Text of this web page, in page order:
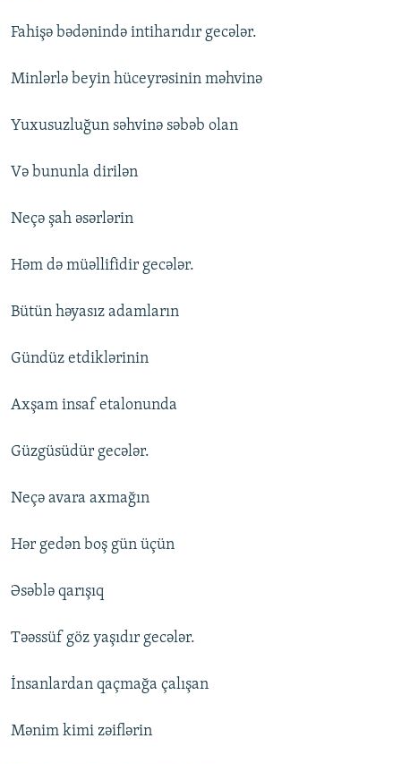
Fahişə bədənində intiharıdır gecələr.
Minlərlə beyin hüceyrəsinin məhvinə
Yuxusuzluğun səhvinə səbəb olan
Və bununla dirilən
Neçə şah əsərlərin
Həm də müəllifidir gecələr.
Bütün həyasız adamların
Gündüz etdiklərinin
Axşam insaf etalonunda
Güzgüsüdür gecələr.
Neçə avara axmağın
Hər gedən boş gün üçün
Əsəblə qarışıq
Təəssüf göz yaşıdır gecələr.
İnsanlardan qaçmağa çalışan
Mənim kimi zəiflərin